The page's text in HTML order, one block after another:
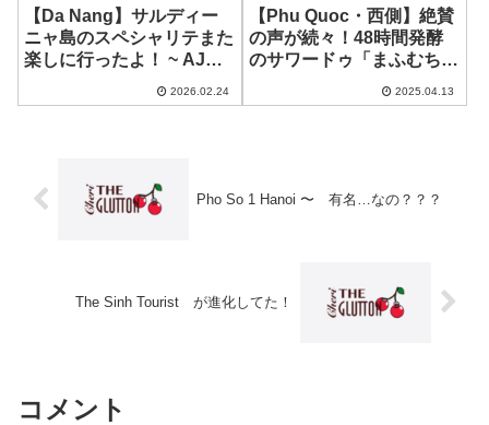
【Da Nang】サルディー
ニャ島のスペシャリテまた
楽しに行ったよ！ ~ AJO
SARDINIAN
2026.02.24
【Phu Quoc・西側】絶賛
の声が続々！48時間発酵
のサワードゥ「まふむち」
2025.04.13
Pho So 1 Hanoi 〜 有名…なの？？？
The Sinh Tourist が進化してた！
コメント